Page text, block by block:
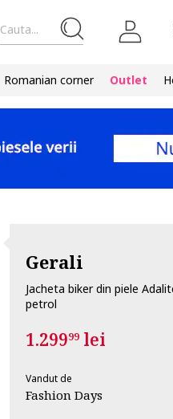
Cauta...
Romanian corner Outlet
Gerali
Jacheta biker din piele
petrol
1.29999lei
Vandut de
Fashion Days